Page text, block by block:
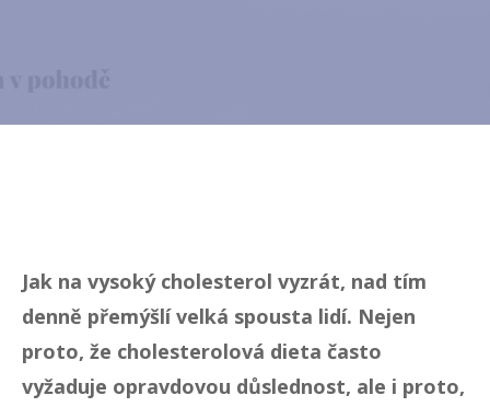
Jak na vysoký cholesterol vyzrát, nad tím
denně přemýšlí velká spousta lidí. Nejen
proto, že cholesterolová dieta často
vyžaduje opravdovou důslednost, ale i proto,